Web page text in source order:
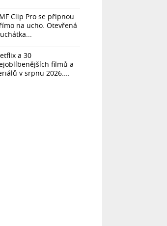
Clip Pro se připnou
na ucho. Otevřená
a 30
filmů a
v srpnu 2026....